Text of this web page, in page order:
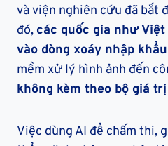
và viện nghiên cứu đã bắt
đó, các quốc gia như
vào dòng xoáy nhập
mềm xử lý hình ảnh đến
không kèm theo bộ giá
Việc dùng AI để chấm thi,